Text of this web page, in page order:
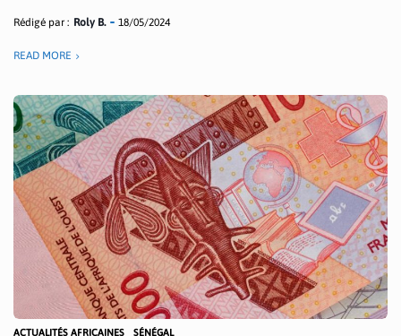
Rédigé par : Roly B. 18/05/2024
READ MORE
ACTUALITÉS AFRICAINES SÉNÉGAL